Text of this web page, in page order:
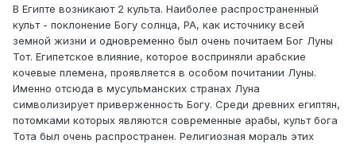
В Египте возникают 2 культа. Наиболее распространенный
культ - поклонение Богу солнца, РА, как источнику всей
земной жизни и одновременно был очень почитаем Бог Луны
Тот. Египетское влияние, которое восприняли арабские
кочевые племена, проявляется в особом почитании Луны.
Именно отсюда в мусульманских странах Луна
символизирует приверженность Богу. Среди древних египтян,
потомками которых являются современные арабы, культ бога
Тота был очень распространен. Религиозная мораль этих